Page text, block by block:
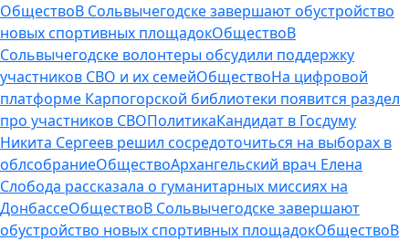
ОбществоВ Сольвычегодске завершают обустройство
новых спортивных площадокОбществоВ
Сольвычегодске волонтеры обсудили поддержку
участников СВО и их семейОбществоНа цифровой
платформе Карпогорской библиотеки появится раздел
про участников СВОПолитикаКандидат в Госдуму
Никита Сергеев решил сосредоточиться на выборах в
облсобраниеОбществоАрхангельский врач Елена
Слобода рассказала о гуманитарных миссиях на
ДонбассеОбществоВ Сольвычегодске завершают
обустройство новых спортивных площадокОбществоВ